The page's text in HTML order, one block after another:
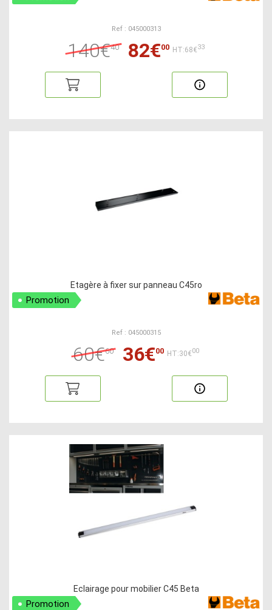
Ref : 045000313
140€40 82€00 HT:68€33
Etagère à fixer sur panneau C45ro
Promotion
Ref : 045000315
60€60 36€00 HT:30€00
Eclairage pour mobilier C45 Beta
Promotion